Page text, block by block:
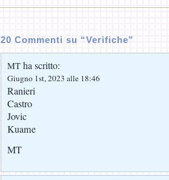
20 Commenti su “Verifiche”
MT ha scritto:
Giugno 1st, 2023 alle 18:46
Ranieri
Castro
Jovic
Kuame
MT